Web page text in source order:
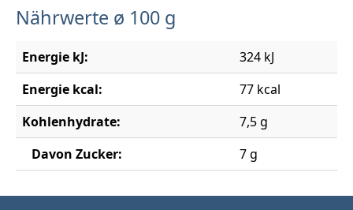
Nährwerte ø 100 g
Energie kJ:
324 kJ
Energie kcal:
77 kcal
Kohlenhydrate:
7,5 g
Davon Zucker:
7 g